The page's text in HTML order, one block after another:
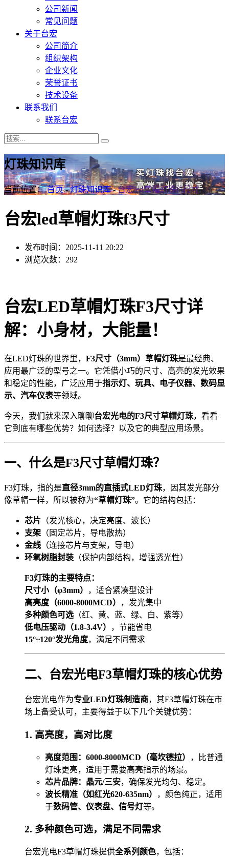
公司新闻
常见问题
关于台宏
公司简介
组织架构
企业文化
荣誉证书
技术设备
联系我们
联系台宏
灯珠知识库
当前位置：首页-灯珠知识库-台宏led草帽灯珠f3尺寸
台宏led草帽灯珠f3尺寸
发布时间：2025-11-11 20:22
浏览次数：292
台宏LED草帽灯珠F3尺寸详
解：小身材，大能量！
在LED灯珠的世界里， F3尺寸（3mm）草帽灯珠是最经典、
应用最广泛的型号之一。它凭借小巧的尺寸、高亮的发光效果
和稳定的性能，广泛应用于指示灯、玩具、电子仪器、数码显
示、汽车仪表等领域。
今天，我们就来深入聊聊台宏光电的F3尺寸草帽灯珠，看看
它到底有哪些优势？如何选择？以及它的典型应用场景。
一、什么是F3尺寸草帽灯珠？
F3灯珠，指的是直径3mm的直插式LED灯珠，因其发光部分
像草帽一样，所以被称为“草帽灯珠”。它的结构包括：
芯片 （发光核心，决定亮度、波长）
支架 （固定芯片，导电散热）
金线 （连接芯片与支架，导电）
环氧树脂封装 （保护内部结构，增强透光性）
F3灯珠的主要特点：
尺寸小（φ3mm）
，适合紧凑型设计
高亮度（6000-8000MCD）
，发光集中
多种颜色可选 （红、黄、蓝、绿、白、紫等）
低电压驱动（1.8-3.4V）
，节能省电
15°~120°发光角度，满足不同需求
二、台宏光电F3草帽灯珠的核心优势
台宏光电作为专业LED灯珠制造商，其F3草帽灯珠在市
场上备受认可，主要得益于以下几个关键优势：
1. 高亮度，高对比度
亮度范围：6000-8000MCD（毫坎德拉）
，比普通
灯珠更亮，适用于需要高亮指示的场景。
芯片品牌：晶元/三安，确保发光均匀、稳定。
波长精准（如红光620-635nm）
，颜色纯正，适用
于数码管、仪表盘、信号灯等。
2. 多种颜色可选，满足不同需求
台宏光电F3草帽灯珠提供全系列颜色，包括：